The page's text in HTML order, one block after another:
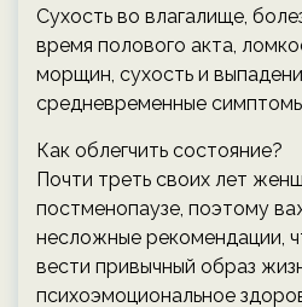
Сухость во влагалище,
время полового акта,
морщин, сухость и
средневременные
Как облегчить состояние?
Почти треть своих лет
постменопаузе, поэтому
несложные рекомендации,
вести привычный образ
психоэмоциональное